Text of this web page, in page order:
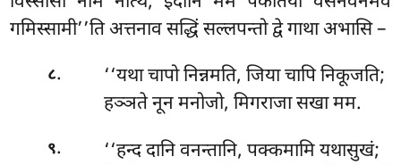
गमिस्सामी’’ति अत्तनाव सद्धिं सल्लपन्तो द्वे गाथा अभासि –
८.
‘‘यथा चापो निन्नमति, जिया चापि निकूजति;
हञ्ञते नून मनोजो, मिगराजा सखा मम.
९. ‘‘हन्ददानि वनन्तानि, पक्कमामि यथासुखं;